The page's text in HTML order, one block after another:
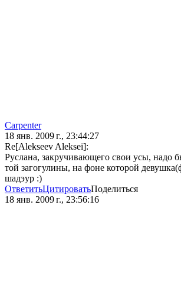
Carpenter
18 янв. 2009 г., 23:44:27
Re[Alekseev Aleksei]:
Руслана, закручивающего свои усы, надо
той загогулины, на фоне которой
шадэур :)
ОтветитьЦитироватьПоделиться
18 янв. 2009 г., 23:56:16